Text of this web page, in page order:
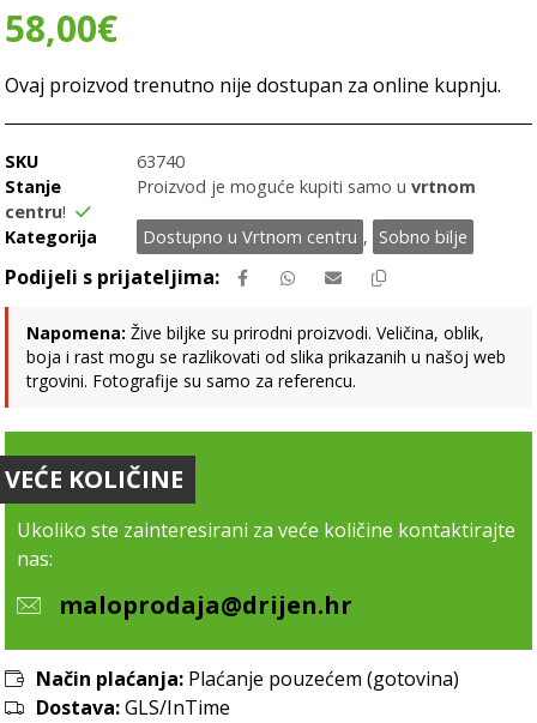
58,00€
Ovaj proizvod trenutno nije dostupan za online kupnju.
SKU
63740
Stanje
Proizvod je moguće kupiti samo uvrtnom
centru!
Kategorija
Dostupno u Vrtnom centru , Sobno bilje
Napomena: Žive biljke su prirodni proizvodi. Veličina, oblik,
boja i rast mogu se razlikovati od slika prikazanih u našoj web
trgovini. Fotografije su samo za referencu.
VEĆE KOLIČINE
Ukoliko ste zainteresirani za veće količine kontaktirajte
nas:
maloprodaja@drijen.hr
Način plaćanja: Plaćanje pouzećem (gotovina)
Dostava:GLS/InTime